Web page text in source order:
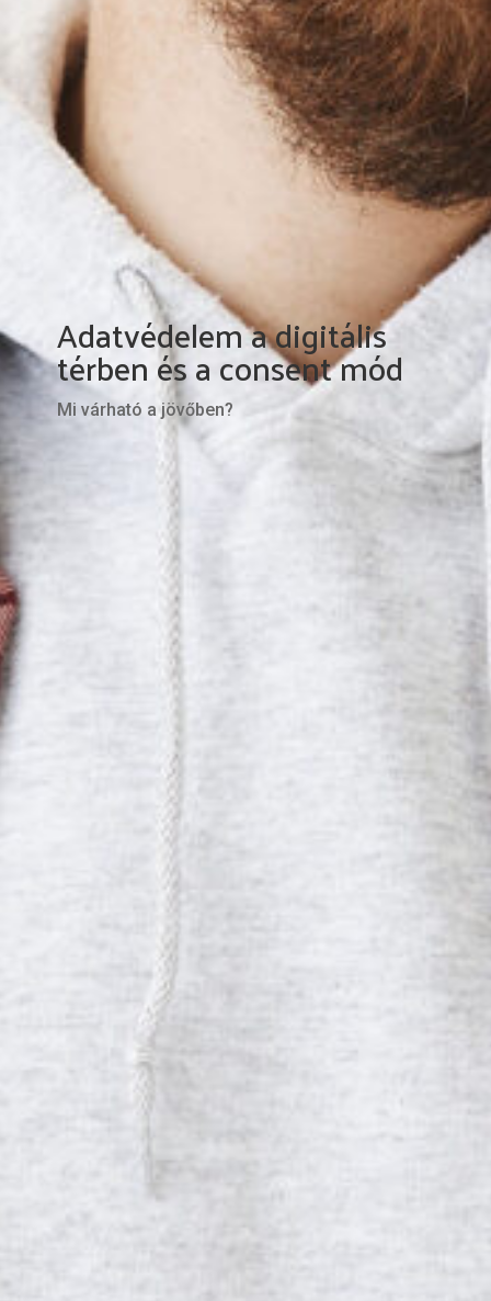
Adatvédelem a digitális
térben és a consent mód
Mi várható a jövőben?